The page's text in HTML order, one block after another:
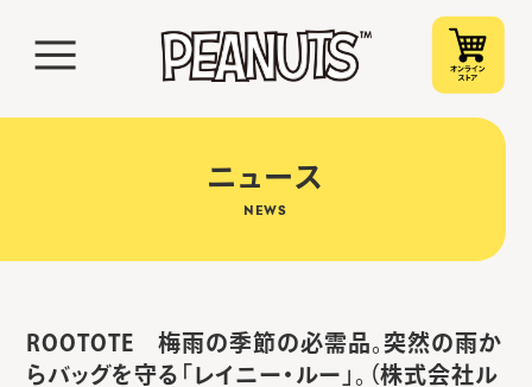
ニュース
NEWS
ROOTOTE 梅雨の季節の必需品。突然の雨か
らバッグを守る「レイニー・ルー」。（株式会社ル